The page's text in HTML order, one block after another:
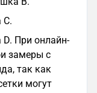
При онлайн-
замеры с
так как
могут